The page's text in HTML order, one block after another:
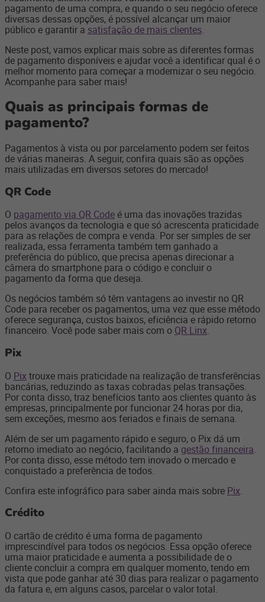
pagamento de uma compra, e quando o seu negócio oferece
diversas dessas opções, é possível alcançar um maior
público e garantir a satisfação de mais clientes.
Neste post, vamos explicar mais sobre as diferentes formas
de pagamento disponíveis e ajudar você a identificar qual é o
melhor momento para começar a modernizar o seu negócio.
Acompanhe para saber mais!
Quais as principais formas de
pagamento?
Pagamentos à vista ou por parcelamento podem ser feitos
de várias maneiras. A seguir, confira quais são as opções
mais utilizadas em diversos setores do mercado!
QR Code
O pagamento via QR Code é uma das inovações trazidas
pelos avanços da tecnologia e que só acrescenta praticidade
para as relações de compra e venda. Por ser simples de ser
realizada, essa ferramenta também tem ganhado a
preferência do público, que precisa apenas direcionar a
câmera do smartphone para o código e concluir o
pagamento da forma que deseja.
Os negócios também só têm vantagens ao investir no QR
Code para receber os pagamentos, uma vez que esse método
oferece segurança, custos baixos, eficiência e rápido retorno
financeiro. Você pode saber mais com o QR Linx.
Pix
O Pix trouxe mais praticidade na realização de transferências
bancárias, reduzindo as taxas cobradas pelas transações.
Por conta disso, traz benefícios tanto aos clientes quanto às
empresas, principalmente por funcionar 24 horas por dia,
sem exceções, mesmo aos feriados e finais de semana.
Além de ser um pagamento rápido e seguro, o Pix dá um
retorno imediato ao negócio, facilitando a gestão financeira.
Por conta disso, esse método tem inovado o mercado e
conquistado a preferência de todos.
Confira este infográfico para saber ainda mais sobre Pix.
Crédito
O cartão de crédito é uma forma de pagamento
imprescindível para todos os negócios. Essa opção oferece
uma maior praticidade e aumenta a possibilidade de o
cliente concluir a compra em qualquer momento, tendo em
vista que pode ganhar até 30 dias para realizar o pagamento
da fatura e, em alguns casos, parcelar o valor total.